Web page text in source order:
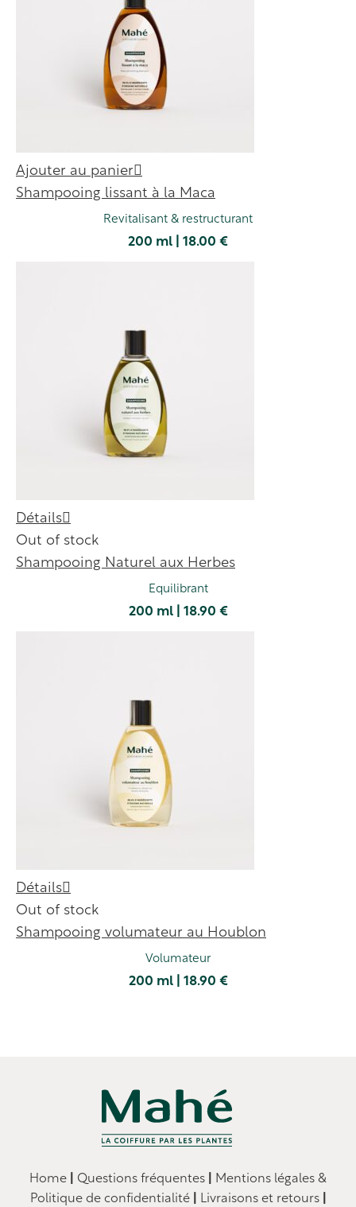
Ajouter au panier
Shampooing lissant à la Maca
Revitalisant & restructurant
200 ml | 18.00 €
Détails
Out of stock
Shampooing Naturel aux Herbes
Equilibrant
200 ml | 18.90 €
Détails
Out of stock
Shampooing volumateur au Houblon
Volumateur
200 ml | 18.90 €
Home Questions fréquentes Mentions légales &
Politique de confidentialité
Livraisons et retours